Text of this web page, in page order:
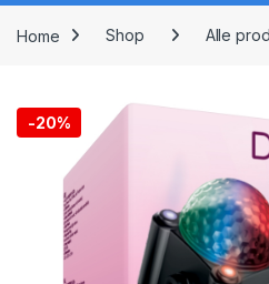
Home Shop Alle
-20%